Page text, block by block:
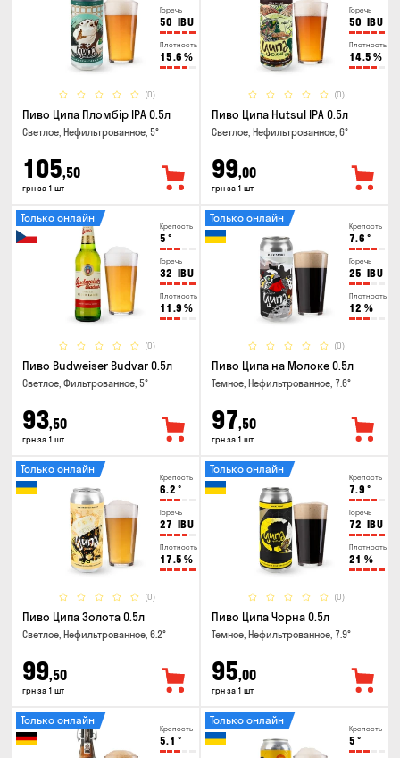
Горечь
50 IBU
Плотность
15.6 %
(0)
Пиво Ципа Пломбір IPA 0.5л
Светлое, Нефильтрованное, 5°
105,50
грн за 1 шт
Горечь
50 IBU
Плотность
14.5 %
(0)
Пиво Ципа Hutsul IPA 0.5л
Светлое, Нефильтрованное, 6°
99,00
грн за 1 шт
Крепость
5 °
Горечь
32 IBU
Плотность
11.9 %
(0)
Только онлайн
Пиво Budweiser Budvar 0.5л
Светлое, Фильтрованное, 5°
93,50
грн за 1 шт
Крепость
7.6 °
Горечь
25 IBU
Плотность
12 %
(0)
Только онлайн
Пиво Ципа на Молоке 0.5л
Темное, Нефильтрованное, 7.6°
97,50
грн за 1 шт
Крепость
6.2 °
Горечь
27 IBU
Плотность
17.5 %
(0)
Только онлайн
Пиво Ципа Золота 0.5л
Светлое, Нефильтрованное, 6.2°
99,50
грн за 1 шт
Крепость
7.9 °
Горечь
72 IBU
Плотность
21 %
(0)
Только онлайн
Пиво Ципа Чорна 0.5л
Темное, Нефильтрованное, 7.9°
95,00
грн за 1 шт
Крепость
5.1 °
Только онлайн
Крепость
5 °
Только онлайн